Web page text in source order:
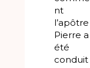
nt
l’apôtre
Pierre a
été
conduit